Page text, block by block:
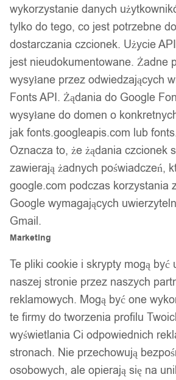
Gwarancja producenta
Wsparcie w zakupie
Podobne produkty
Produkty, które mogą Cię zainteresować
Niimbot drukarka termiczna
bezprzewodowa
wykorzystanie danych
tylko do tego, co jest potrzebne
dostarczania czcionek. Użycie
jest nieudokumentowane. Żadne
wysyłane przez odwiedzających
Fonts API. Żądania do Google
wysyłane do domen o
jak fonts.googleapis.com lub
Oznacza to, że żądania czcionek
zawierają żadnych poświadczeń,
google.com podczas korzystania
Google wymagających
Gmail.
Marketing
Te pliki cookie i skrypty mogą być
naszej stronie przez naszych
reklamowych. Mogą być one
te firmy do tworzenia profilu
wyświetlania Ci odpowiednich
stronach. Nie przechowują
osobowych, ale opierają się na